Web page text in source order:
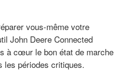
vous-même votre
John Deere Connected
à cœur le bon état de marche
les périodes critiques.